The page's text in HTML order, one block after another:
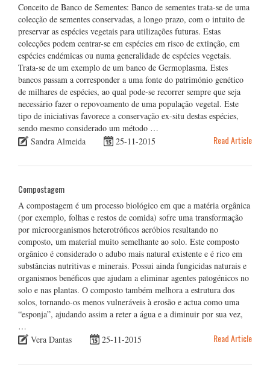
Conceito de Banco de Sementes: Banco de sementes trata-se de uma
colecção de sementes conservadas, a longo prazo, com o intuito de
preservar as espécies vegetais para utilizações futuras. Estas
colecções podem centrar-se em espécies em risco de extinção, em
espécies endémicas ou numa generalidade de espécies vegetais.
Trata-se de um exemplo de um banco de Germoplasma. Estes
bancos passam a corresponder a uma fonte do património genético
de milhares de espécies, ao qual pode-se recorrer sempre que seja
necessário fazer o repovoamento de uma população vegetal. Este
tipo de iniciativas favorece a conservação ex-situ destas espécies,
sendo mesmo considerado um método …
Sandra Almeida
25-11-2015 Read Article
Compostagem
A compostagem é um processo biológico em que a matéria orgânica
(por exemplo, folhas e restos de comida) sofre uma transformação
por microorganismos heterotróficos aeróbios resultando no
composto, um material muito semelhante ao solo. Este composto
orgânico é considerado o adubo mais natural existente e é rico em
substâncias nutritivas e minerais. Possui ainda fungicidas naturais e
organismos benéficos que ajudam a eliminar agentes patogénicos no
solo e nas plantas. O composto também melhora a estrutura dos
solos, tornando-os menos vulneráveis à erosão e actua como uma
“esponja”, ajudando assim a reter a água e a diminuir por sua vez,
…
Vera Dantas
25-11-2015 Read Article